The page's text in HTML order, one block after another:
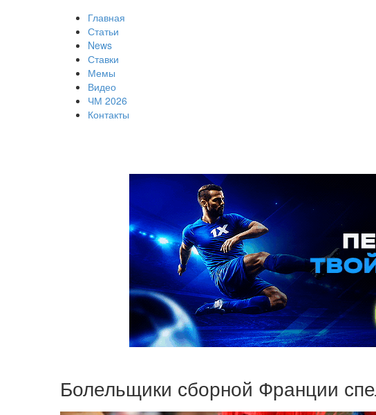
Главная
Статьи
News
Ставки
Мемы
Видео
ЧМ 2026
Контакты
Болельщики сборной Франции